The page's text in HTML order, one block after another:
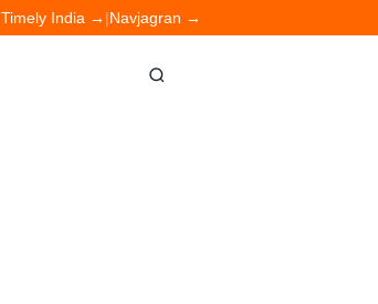
Timely India → |Navjagran →